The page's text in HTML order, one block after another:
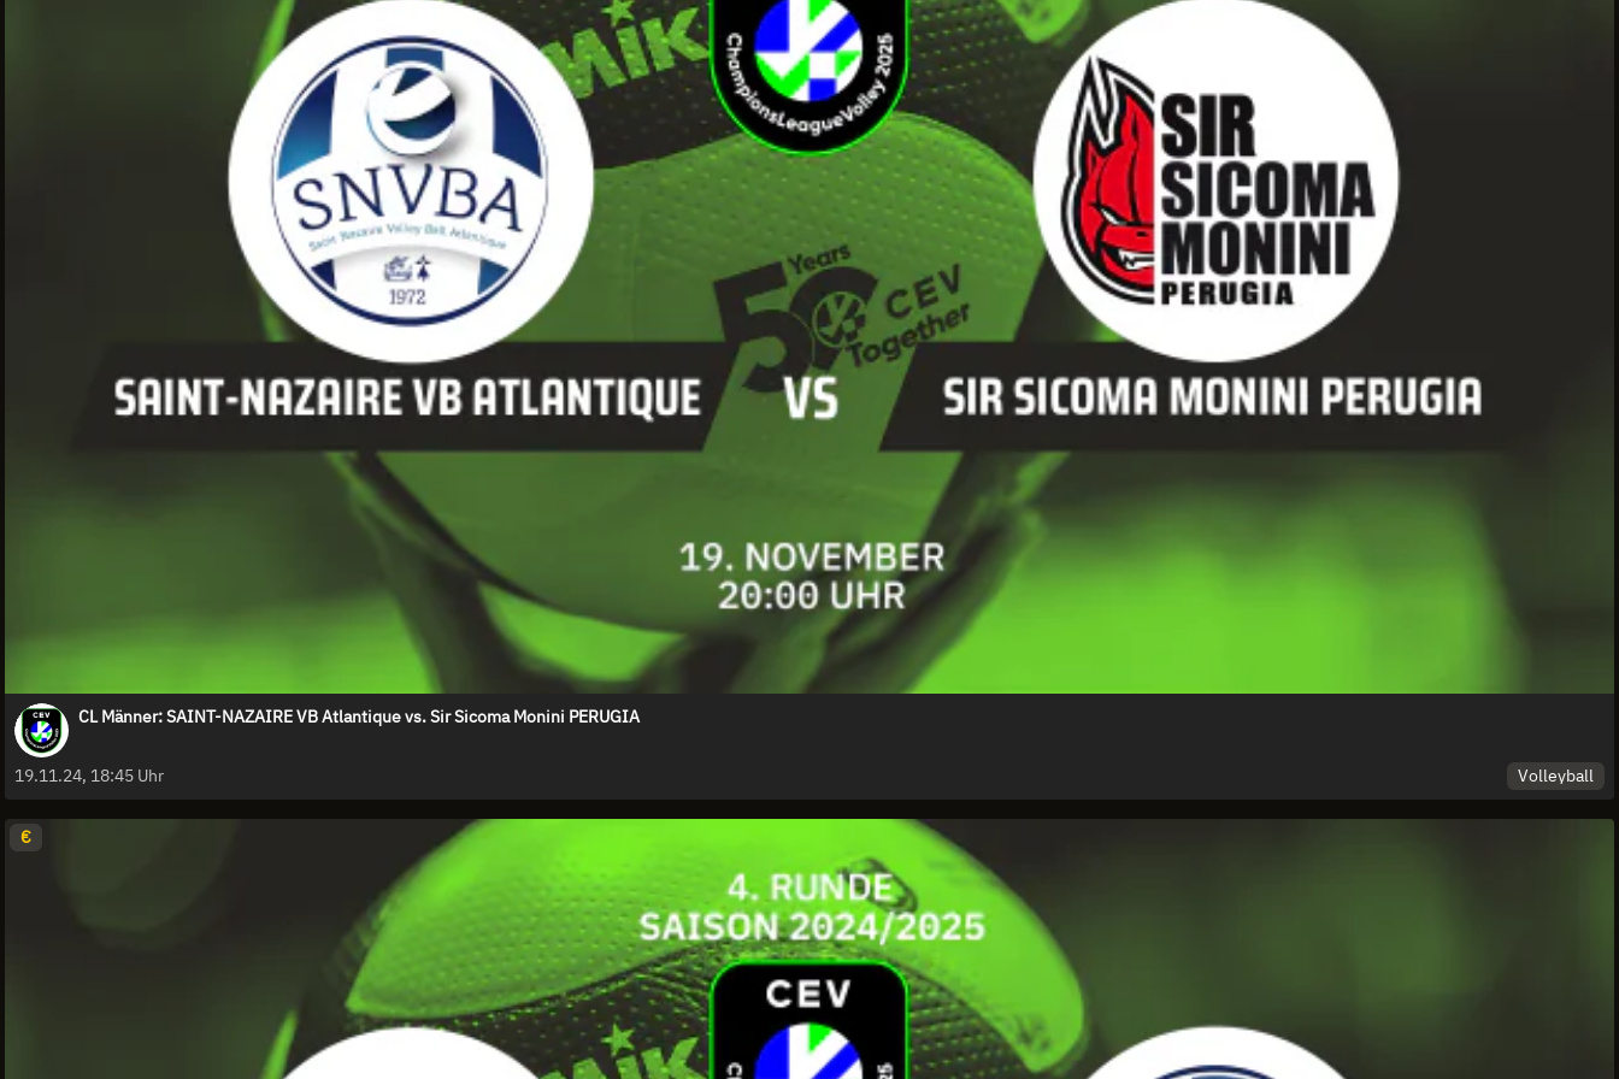
CL Männer: SAINT-NAZAIRE VB Atlantique vs. Sir Sicoma Monini PERUGIA
19.11.24, 18:45 Uhr Volleyball
€